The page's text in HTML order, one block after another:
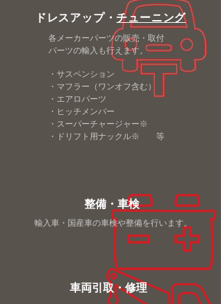
​ドレスアップ・チューニング
各メーカーパーツの販売・取付
パーツの輸入も行えます。
・サスペンション
・マフラー（ワンオフ含む）
・エアロパーツ
・ヒッチメンバー
・スーパーチャージャー※
・ドリフト用ナックル※ 等
整備・車検
​輸入車・国産車の車検や整備を行います。
車両引取・修理